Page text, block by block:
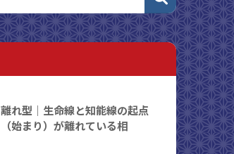
離れ型｜生命線と知能線の起点
（始まり）が離れている相